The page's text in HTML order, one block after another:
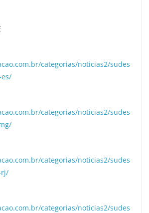
categorias/noticias2/sudes
categorias/noticias2/sudes
categorias/noticias2/sudes
rj/
categorias/noticias2/sudes